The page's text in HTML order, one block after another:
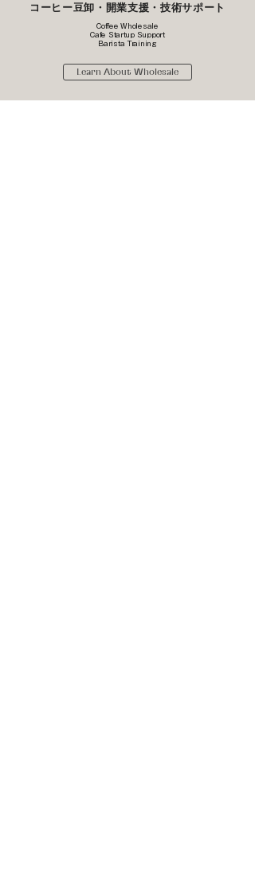
コーヒー豆卸・開業支援・技術サポート
Coffee Wholesale
Cafe Startup Support
Barista Training
Learn About Wholesale